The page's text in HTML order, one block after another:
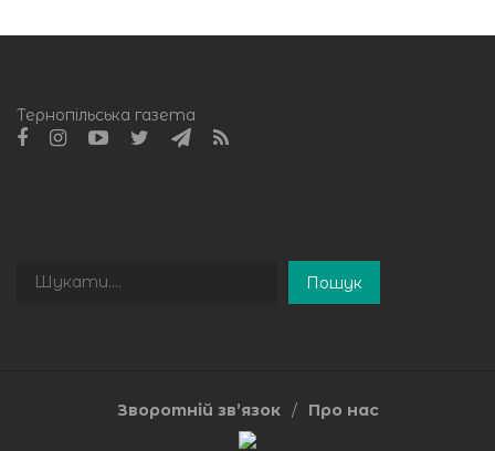
Тернопільська газета
Пошук
Пошук
Зворотній зв’язок Про нас